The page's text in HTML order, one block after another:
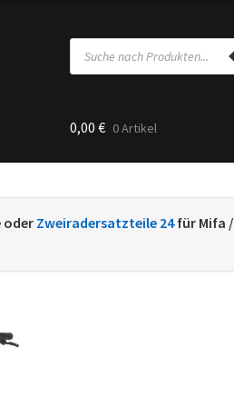
Products
search
0,00 € 0 Artikel
oderZweiradersatzteile 24für Mifa /